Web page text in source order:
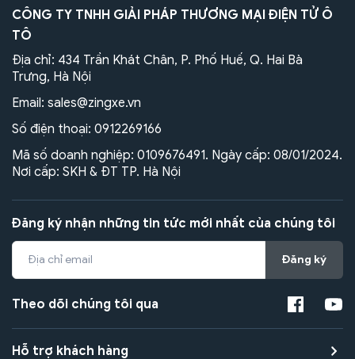
CÔNG TY TNHH GIẢI PHÁP THƯƠNG MẠI ĐIỆN TỬ Ô
TÔ
Địa chỉ: 434 Trần Khát Chân, P. Phố Huế, Q. Hai Bà
Trưng, Hà Nội
Email: sales@zingxe.vn
Số điện thoại: 0912269166
Mã số doanh nghiệp: 0109676491. Ngày cấp: 08/01/2024.
Nơi cấp: SKH & ĐT TP. Hà Nội
Đăng ký nhận những tin tức mới nhất của chúng tôi
Đăng ký
Theo dõi chúng tôi qua
Hỗ trợ khách hàng